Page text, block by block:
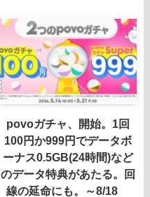
povoガチャ、開始。1回
100円か999円でデータボ
ーナス0.5GB(24時間)など
のデータ特典があたる。回
線の延命にも。～8/18